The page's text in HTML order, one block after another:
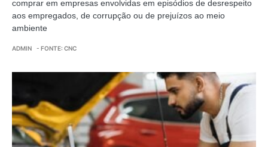
comprar em empresas envolvidas em episódios de desrespeito
aos empregados, de corrupção ou de prejuízos ao meio
ambiente
ADMIN - FONTE: CNC